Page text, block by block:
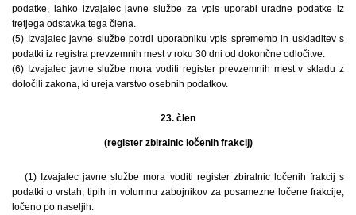
podatke, lahko izvajalec javne službe za vpis uporabi uradne podatke iz
tretjega odstavka tega člena.
(5) Izvajalec javne službe potrdi uporabniku vpis sprememb in uskladitev s
podatki iz registra prevzemnih mest v roku 30 dni od dokončne odločitve.
(6) Izvajalec javne službe mora voditi register prevzemnih mest v skladu z
določili zakona, ki ureja varstvo osebnih podatkov.
23. člen
(register zbiralnic ločenih frakcij)
(1) Izvajalec javne službe mora voditi register zbiralnic ločenih frakcij s
podatki o vrstah, tipih in volumnu zabojnikov za posamezne ločene frakcije,
ločeno po naseljih.